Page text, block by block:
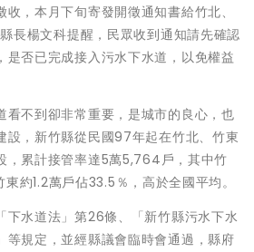
，本月下旬寄發開徵通知書給竹北、
長楊文科提醒，民眾收到通知請先確認
是否已完成接入污水下水道，以免權益
看不到卻非常重要，是城市的良心，也
設，新竹縣從民國97年起在竹北、竹東
，累計接管率達5萬5,764戶，其中竹
約1.2萬戶佔33.5％，高於全國平均。
下水道法」第26條、「新竹縣污水下水
等規定，並經縣議會臨時會通過，縣府